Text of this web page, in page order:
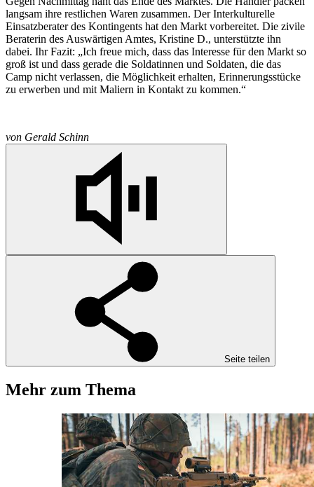
langsam ihre restlichen Waren zusammen. Der Interkulturelle
Einsatzberater des Kontingents hat den Markt vorbereitet. Die zivile
Beraterin des Auswärtigen Amtes, Kristine D., unterstützte ihn
dabei. Ihr Fazit: „Ich freue mich, dass das Interesse für den Markt so
groß ist und dass gerade die Soldatinnen und Soldaten, die das
Camp nicht verlassen, die Möglichkeit erhalten, Erinnerungsstücke
zu erwerben und mit Maliern in Kontakt zu kommen.“
von Gerald Schinn
Seite teilen
Mehr zum Thema